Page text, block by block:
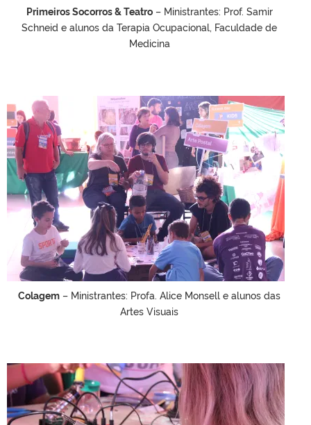
Primeiros Socorros & Teatro– Ministrantes: Prof. Samir
Schneid e alunos da Terapia Ocupacional, Faculdade de
Medicina
Colagem – Ministrantes: Profa. Alice Monsell e alunos das
Artes Visuais